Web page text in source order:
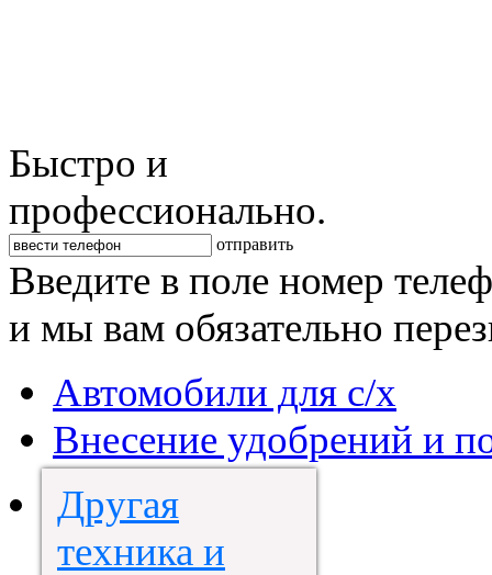
Быстро и
профессионально.
отправить
Введите в поле номер
и мы вам обязательно
Автомобили для с/х
Внесение удобрений и
Другая
техника и